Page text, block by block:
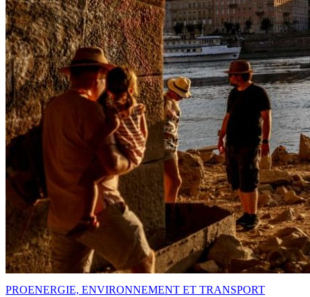
PROENERGIE, ENVIRONNEMENT ET TRANSPORT